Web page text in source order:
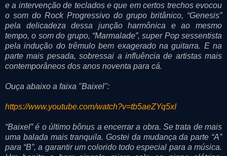
e a intervenção de teclados e que em certos trechos evocou
o som do Rock Progressivo do grupo britânico, “Genesis”
pela delicadeza dessa junção harmônica e ao mesmo
tempo, o som do grupo, “Marmalade”, super Pop sessentista
pela indução do trêmulo bem exagerado na guitarra. E na
parte mais pesada, sobressai a influência de artistas mais
contemporâneos dos anos noventa para cá.
Ouça abaixo a faixa "Baixel":
https://www.youtube.com/watch?v=tb5aeZYq5xI
“Baixel” é o último bônus a encerrar a obra. Se trata de mais
uma balada mais tranquila. Gostei da mudança da parte “A”
para “B”, a garantir um colorido todo especial para a música.